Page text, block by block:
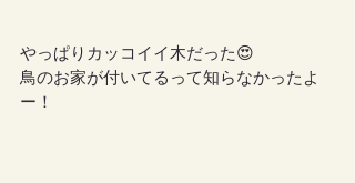
やっぱりカッコイイ木だった😍
鳥のお家が付いてるって知らなかったよ
ー！